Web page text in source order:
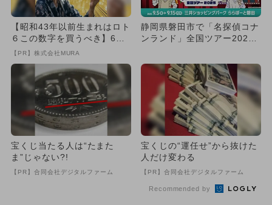
【昭和43年以前生まれはロト
６この数字を買うべき】6つ
の数字が「完全一致」する
方...
【PR】株式会社MURA
静岡県磐田市で「名探偵コナ
ンランド」全国ツアー2025
会...
宝くじ当たる人は“たまた
ま”じゃない?!
【PR】合同会社デジタルファーム
宝くじの“運任せ”から抜けた
人だけ変わる
【PR】合同会社デジタルファーム
Recommended by